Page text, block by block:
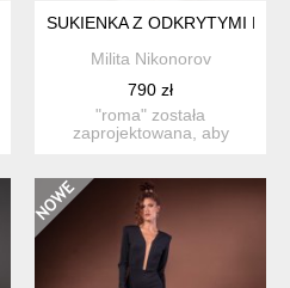
SUKIENKA Z ODKRYTYMI
Milita Nikonorov
790 zł
"roma" została
zaprojektowana, aby